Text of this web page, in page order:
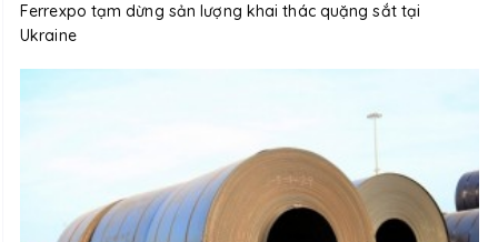
Ferrexpo tạm dừng sản lượng khai thác quặng sắt tại
Ukraine